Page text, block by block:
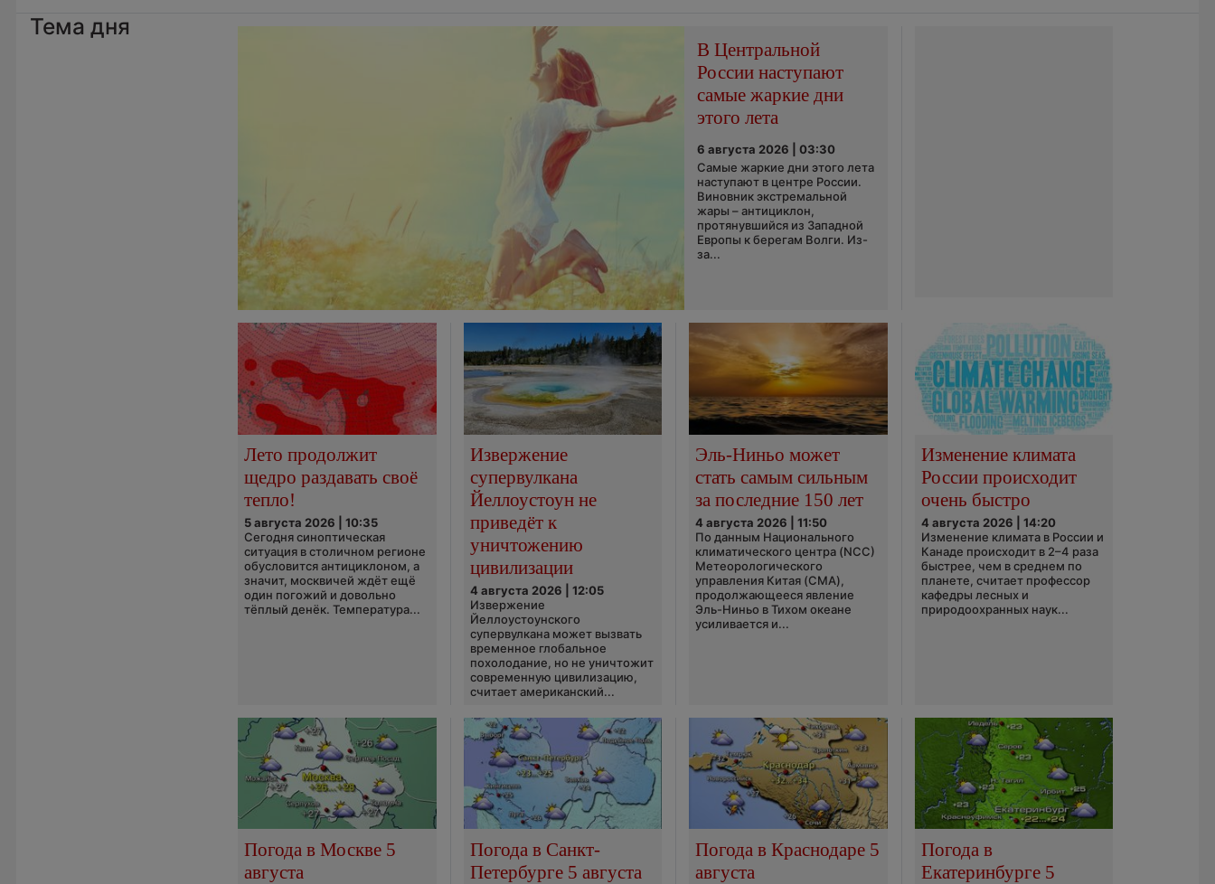
Тема дня
В Центральной
России наступают
самые жаркие дни
этого лета
6 августа 2026 | 03:30
Самые жаркие дни этого лета
наступают в центре России.
Виновник экстремальной
жары – антициклон,
протянувшийся из Западной
Европы к берегам Волги. Из-
за...
Лето продолжит
щедро раздавать своё
тепло!
5 августа 2026 | 10:35
Сегодня синоптическая
ситуация в столичном регионе
обусловится антициклоном, а
значит, москвичей ждёт ещё
один погожий и довольно
тёплый денёк. Температура...
Извержение
супервулкана
Йеллоустоун не
приведёт к
уничтожению
цивилизации
4 августа 2026 | 12:05
Извержение
Йеллоустоунского
супервулкана может вызвать
временное глобальное
похолодание, но не уничтожит
современную цивилизацию,
считает американский...
Эль-Ниньо может
стать самым сильным
за последние 150 лет
4 августа 2026 | 11:50
По данным Национального
климатического центра (NCC)
Метеорологического
управления Китая (CMA),
продолжающееся явление
Эль-Ниньо в Тихом океане
усиливается и...
Изменение климата
России происходит
очень быстро
4 августа 2026 | 14:20
Изменение климата в России и
Канаде происходит в 2–4 раза
быстрее, чем в среднем по
планете, считает профессор
кафедры лесных и
природоохранных наук...
Погода в Москве 5
августа
Погода в Санкт-
Петербурге 5 августа
Погода в Краснодаре 5
августа
Погода в
Екатеринбурге 5